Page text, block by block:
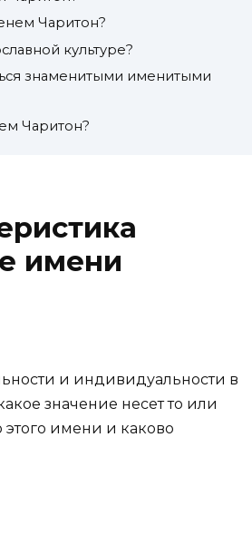
Чаритон?
культуре?
знаменитыми именитыми
Чаритон?
имени
и индивидуальности в
значение несет то или
имени и каково